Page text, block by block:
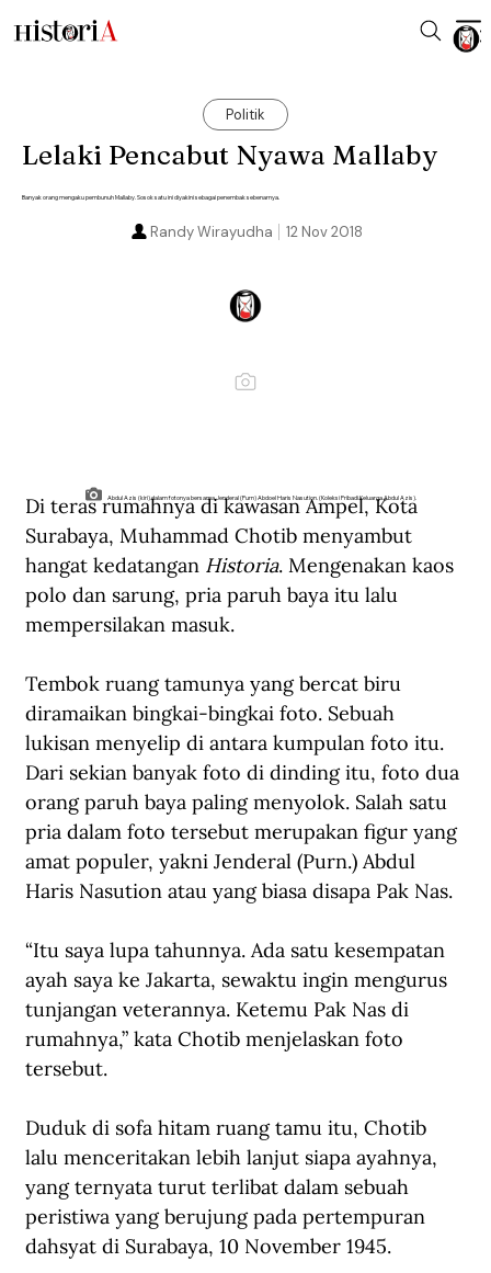
Politik
Lelaki Pencabut Nyawa Mallaby
Banyak orang mengaku pembunuh Mallaby. Sosok satu ini diyakini sebagai penembak sebenarnya.
12 Nov 2018
Randy Wirayudha
Abdul Azis (kiri) dalam fotonya bersama Jenderal (Purn) Abdoel Haris Nasution. (Koleksi Pribadi Keluarga Abdul Azis).
Di teras rumahnya di kawasan Ampel, Kota
Surabaya, Muhammad Chotib menyambut
hangat kedatangan Historia. Mengenakan kaos
polo dan sarung, pria paruh baya itu lalu
mempersilakan masuk.
Tembok ruang tamunya yang bercat biru
diramaikan bingkai-bingkai foto. Sebuah
lukisan menyelip di antara kumpulan foto itu.
Dari sekian banyak foto di dinding itu, foto dua
orang paruh baya paling menyolok. Salah satu
pria dalam foto tersebut merupakan figur yang
amat populer, yakni Jenderal (Purn.) Abdul
Haris Nasution atau yang biasa disapa Pak Nas.
“Itu saya lupa tahunnya. Ada satu kesempatan
ayah saya ke Jakarta, sewaktu ingin mengurus
tunjangan veterannya. Ketemu Pak Nas di
rumahnya,” kata Chotib menjelaskan foto
tersebut.
Duduk di sofa hitam ruang tamu itu, Chotib
lalu menceritakan lebih lanjut siapa ayahnya,
yang ternyata turut terlibat dalam sebuah
peristiwa yang berujung pada pertempuran
dahsyat di Surabaya, 10 November 1945.